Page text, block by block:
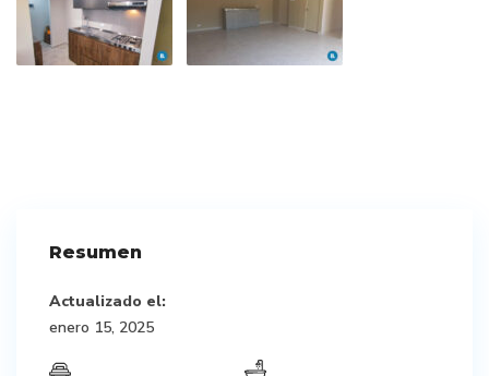
Resumen
Actualizado el:
enero 15, 2025